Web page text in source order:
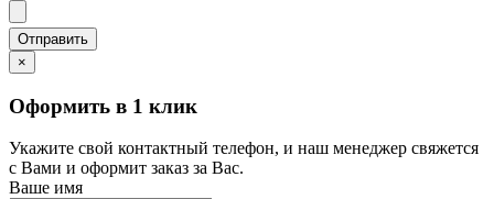
×
Оформить в 1 клик
Укажите свой контактный телефон, и наш менеджер свяжется
с Вами и оформит заказ за Вас.
Ваше имя